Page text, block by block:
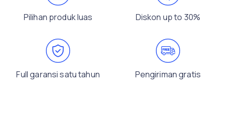
Pilihan produk luas Diskon up to 30%
Full garansi satu tahun Pengiriman gratis